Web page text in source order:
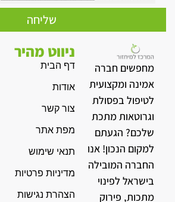
שליחה
מחפשים חברה
אמינה ומקצועית
לטיפול בפסולת
וגרוטאות מתכת
שלכם? הגעתם
למקום הנכון! אנו
החברה המובילה
בישראל לפינוי
מתכות, פירוק
ניווט מהיר
דף הבית
אודות
צור קשר
מפת אתר
תנאי שימוש
מדיניות פרטיות
הצהרת נגישות